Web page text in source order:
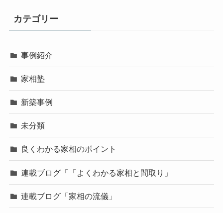
カテゴリー
事例紹介
家相塾
新築事例
未分類
良くわかる家相のポイント
連載ブログ「「よくわかる家相と間取り」
連載ブログ「家相の流儀」